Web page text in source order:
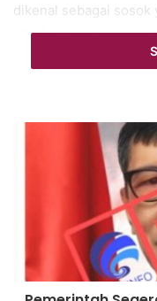
dikenal sebagai sosok
nilai kemanusiaan
pokok yang
Gandhi mengenalkan “
sebagai tidak
merupakan salah satu
Buddha, Hindu, serta
keagamaan di India